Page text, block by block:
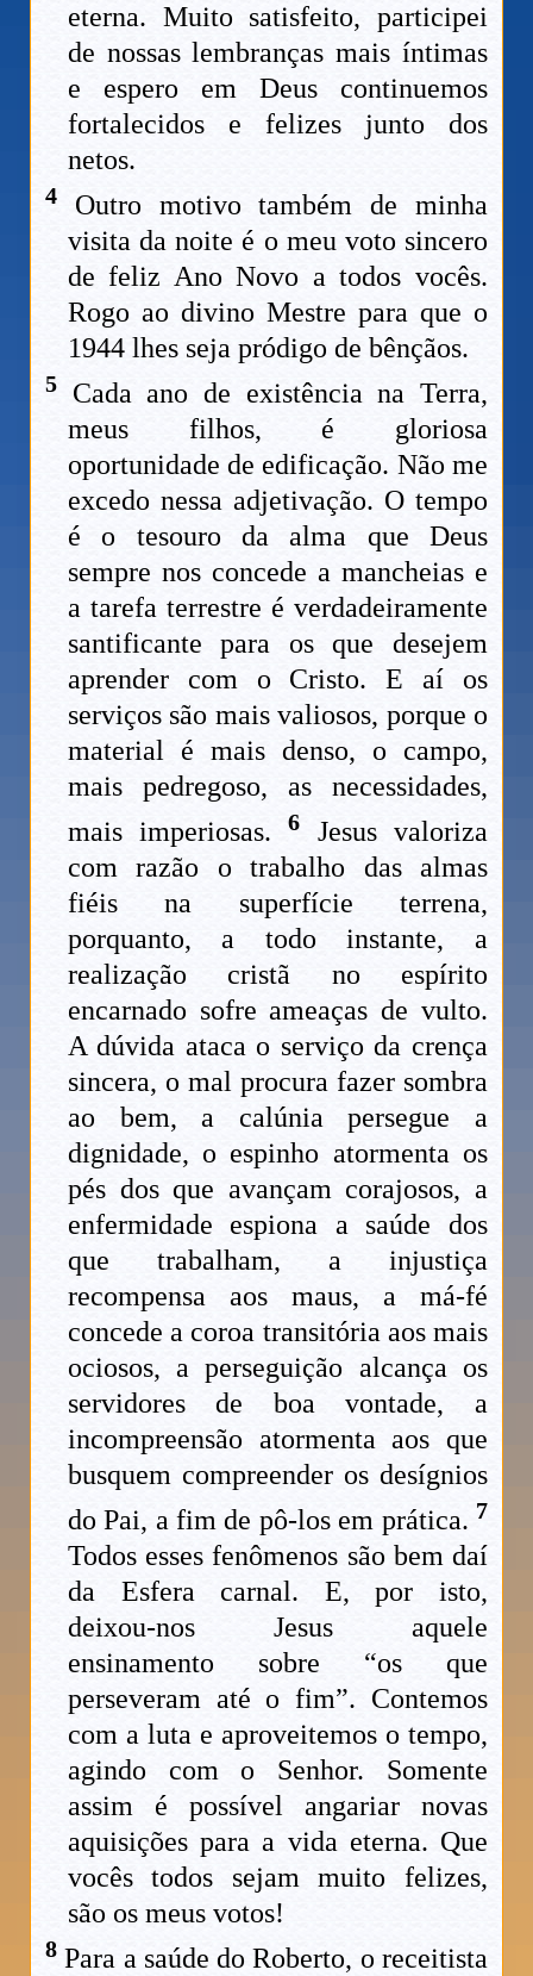
eterna. Muito satisfeito, participei
de nossas lembranças mais íntimas
e espero em Deus continuemos
fortalecidos e felizes junto dos
netos.
4 Outro motivo também de minha
visita da noite é o meu voto sincero
de feliz Ano Novo a todos vocês.
Rogo ao divino Mestre para que o
1944 lhes seja pródigo de bênçãos.
5 Cada ano de existência na Terra,
meus filhos, é gloriosa
oportunidade de edificação. Não me
excedo nessa adjetivação. O tempo
é o tesouro da alma que Deus
sempre nos concede a mancheias e
a tarefa terrestre é verdadeiramente
santificante para os que desejem
aprender com o Cristo. E aí os
serviços são mais valiosos, porque o
material é mais denso, o campo,
mais pedregoso, as necessidades,
mais imperiosas.6
Jesus valoriza
com razão o trabalho das almas
fiéis na superfície terrena,
porquanto, a todo instante, a
realização cristã no espírito
encarnado sofre ameaças de vulto.
A dúvida ataca o serviço da crença
sincera, o mal procura fazer sombra
ao bem, a calúnia persegue a
dignidade, o espinho atormenta os
pés dos que avançam corajosos, a
enfermidade espiona a saúde dos
que trabalham, a injustiça
recompensa aos maus, a má-fé
concede a coroa transitória aos mais
ociosos, a perseguição alcança os
servidores de boa vontade, a
incompreensão atormenta aos que
busquem compreender os desígnios
do Pai, a fim de pô-los em prática. 7
Todos esses fenômenos são bem daí
da Esfera carnal. E, por isto,
deixou-nos Jesus aquele
ensinamento sobre “os que
perseveram até o fim”. Contemos
com a luta e aproveitemos o tempo,
agindo com o Senhor. Somente
assim é possível angariar novas
aquisições para a vida eterna. Que
vocês todos sejam muito felizes,
são os meus votos!
8 Para a saúde do Roberto, o receitista